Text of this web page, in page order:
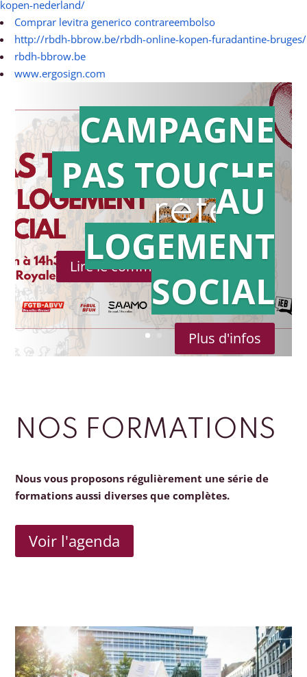
kopen-nederland/
Comprar levitra generico contrareembolso
http://rbdh-bbrow.be/rbdh-online-kopen-furadantine-bruges/
rbdh-bbrow.be
www.ergosign.com
Action en
référé
Lire le communiqué de presse
CAMPAGNE
PAS TOUCHE
AU
LOGEMENT
SOCIAL
Plus d'infos
NOS FORMATIONS
Nous vous proposons régulièrement une série de
formations aussi diverses que complètes.
Voir l'agenda